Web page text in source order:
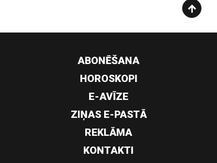
ABONĒŠANA
HOROSKOPI
E-AVĪZE
ZIŅAS E-PASTĀ
REKLĀMA
KONTAKTI